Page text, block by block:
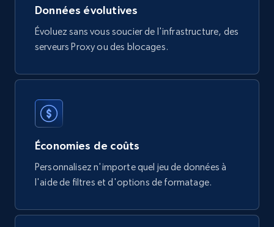
778+
URL, Product id, Title, Breadcrumbs, Category,
Tags, Final price, Original price, and more.
eCommerce
Buy Now
Données évolutives
Évoluez sans vous soucier de l'infrastructure, des
serveurs Proxy ou des blocages.
Économies de coûts
Personnalisez n'importe quel jeu de données à
l'aide de filtres et d'options de formatage.